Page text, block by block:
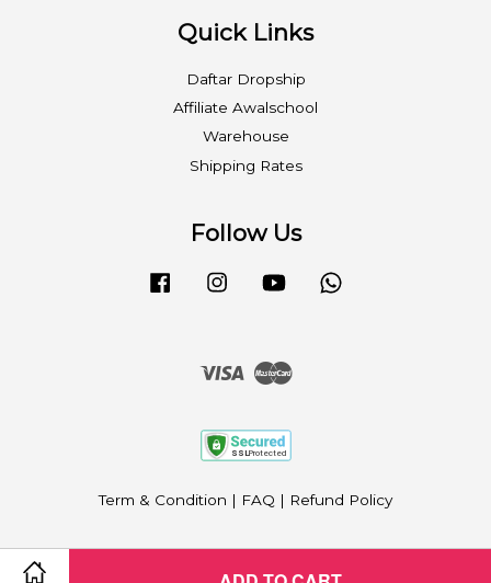
Quick Links
Daftar Dropship
Affiliate Awalschool
Warehouse
Shipping Rates
Follow Us
FacebookInstagramYouTube
Visa Master
Term & Condition | FAQ | Refund Policy